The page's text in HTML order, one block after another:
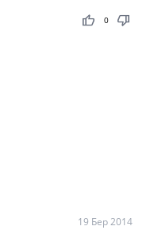
thumb_up thumb_down
0
19 Бер 2014